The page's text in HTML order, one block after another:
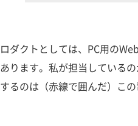
ダクトとしては、PC用の
ります。私が担当している
るのは（赤線で囲んだ）この